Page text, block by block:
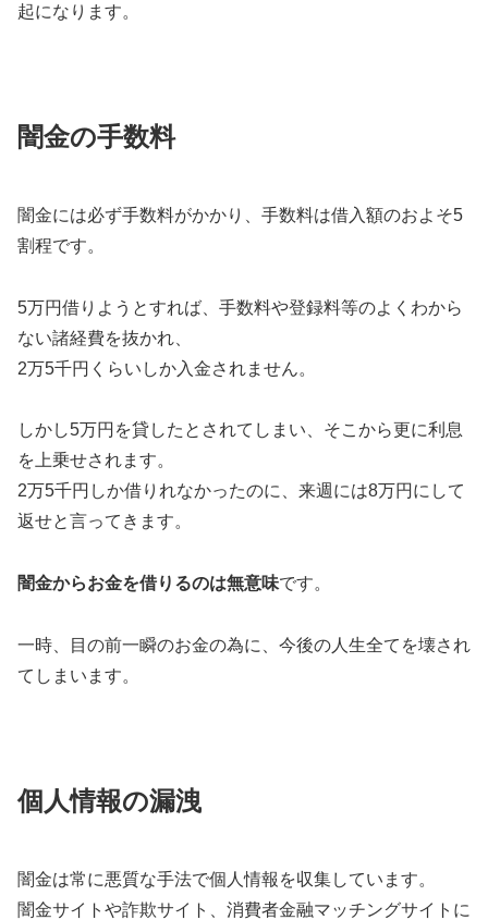
起になります。
闇金の手数料
闇金には必ず手数料がかかり、手数料は借入額のおよそ5
割程です。
5万円借りようとすれば、手数料や登録料等のよくわから
ない諸経費を抜かれ、
2万5千円くらいしか入金されません。
しかし5万円を貸したとされてしまい、そこから更に利息
を上乗せされます。
2万5千円しか借りれなかったのに、来週には8万円にして
返せと言ってきます。
闇金からお金を借りるのは無意味です。
一時、目の前一瞬のお金の為に、今後の人生全てを壊され
てしまいます。
個人情報の漏洩
闇金は常に悪質な手法で個人情報を収集しています。
闇金サイトや詐欺サイト、消費者金融マッチングサイトに